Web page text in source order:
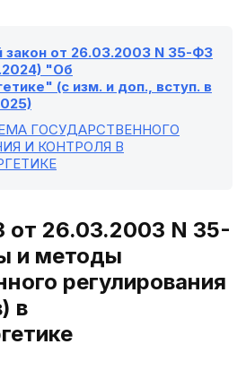
от 26.03.2003 N 35-ФЗ
"Об
(с изм. и доп., вступ. в
ГОСУДАРСТВЕННОГО
И КОНТРОЛЯ В
от 26.03.2003 N 35-
и методы
регулирования
в